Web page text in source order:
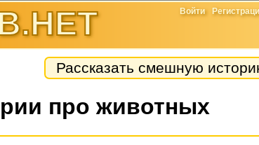
Войти
Рассказать смешную
про животных